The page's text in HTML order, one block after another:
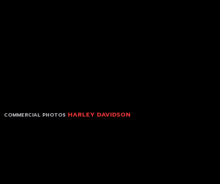
COMMERCIAL PHOTOS HARLEY DAVIDSON